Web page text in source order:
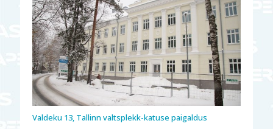
Valdeku 13, Tallinn valtsplekk-katuse paigaldus